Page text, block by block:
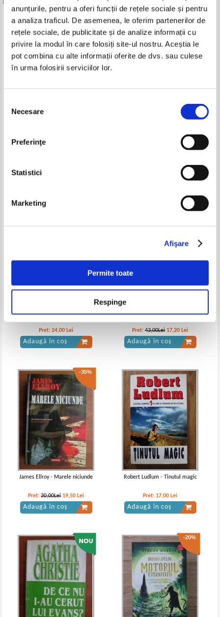
anunțurile, pentru a oferi funcții de rețele sociale și pentru
a analiza traficul. De asemenea, le oferim partenerilor de
rețele sociale, de publicitate și de analize informații cu
privire la modul în care folosiți site-ul nostru. Aceștia le
pot combina cu alte informații oferite de dvs. sau culese
în urma folosirii serviciilor lor.
consimțământului
Necesare
Preferinţe
Statistici
Marketing
Afişare
Permite toate
Respinge
Produse din aceeasi categorie
Martin Seay - Hotul de oglinzi
Adaugă în coș
-20%
John Grisham - Mostenitorii
Lei
Pret:24,00 Lei
Adaugă în coș
-60%
Pret:43,00Lei 17,20 Lei
Adaugă în coș
-35%
James Ellroy - Marele niciunde
Pret:30,00Lei 19,50 Lei
Adaugă în coș
Robert Ludlum - Tinutul magic
Pret: 17,00 Lei
Adaugă în coș
-20%